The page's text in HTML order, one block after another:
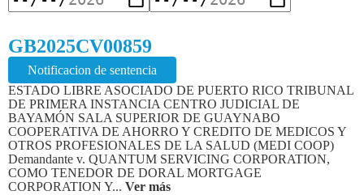
GB2025CV00859
Notificacion de sentencia
ESTADO LIBRE ASOCIADO DE PUERTO RICO TRIBUNAL
DE PRIMERA INSTANCIA CENTRO JUDICIAL DE
BAYAMÓN SALA SUPERIOR DE GUAYNABO
COOPERATIVA DE AHORRO Y CREDITO DE MEDICOS Y
OTROS PROFESIONALES DE LA SALUD (MEDI COOP)
Demandante v. QUANTUM SERVICING CORPORATION,
COMO TENEDOR DE DORAL MORTGAGE
CORPORATION Y... Ver más